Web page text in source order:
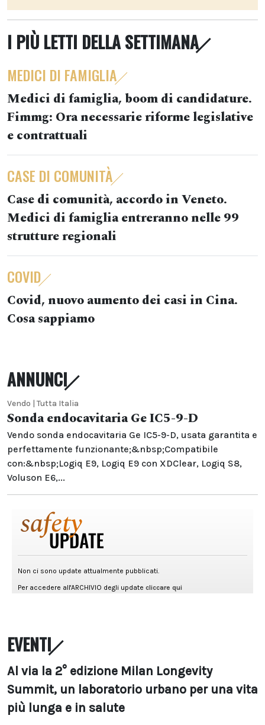
I PIÙ LETTI DELLA SETTIMANA
MEDICI DI FAMIGLIA
Medici di famiglia, boom di candidature.
Fimmg: Ora necessarie riforme legislative
e contrattuali
CASE DI COMUNITÀ
Case di comunità, accordo in Veneto.
Medici di famiglia entreranno nelle 99
strutture regionali
COVID
Covid, nuovo aumento dei casi in Cina.
Cosa sappiamo
ANNUNCI
Vendo | Tutta Italia
Sonda endocavitaria Ge IC5-9-D
Vendo sonda endocavitaria Ge IC5-9-D, usata garantita e
perfettamente funzionante;&nbsp;Compatibile
con:&nbsp;Logiq E9, Logiq E9 con XDClear, Logiq S8,
Voluson E6,...
EVENTI
Al via la 2° edizione Milan Longevity
Summit, un laboratorio urbano per una vita
più lunga e in salute